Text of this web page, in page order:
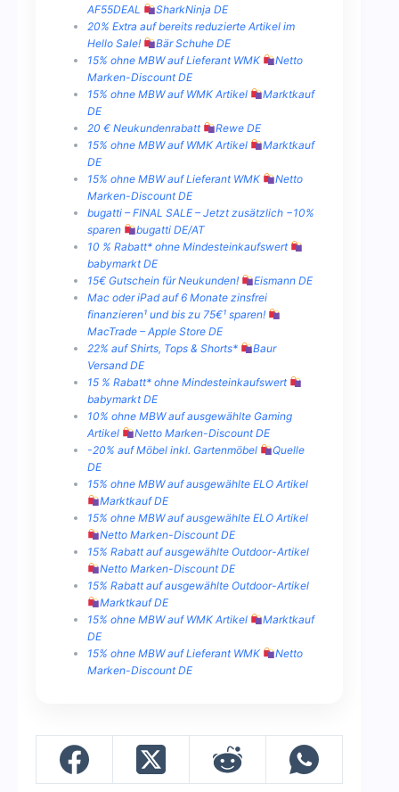
AF55DEAL
SharkNinja DE
20% Extra auf bereits reduzierte Artikel im
Hello Sale!
Bär Schuhe DE
15% ohne MBW auf Lieferant WMK
Netto
Marken-Discount DE
15% ohne MBW auf WMK Artikel
Marktkauf
DE
20 € Neukundenrabatt
Rewe DE
15% ohne MBW auf WMK Artikel
Marktkauf
DE
15% ohne MBW auf Lieferant WMK
Netto
Marken-Discount DE
bugatti – FINAL SALE – Jetzt zusätzlich −10%
sparen
bugatti DE/AT
10 % Rabatt* ohne Mindesteinkaufswert
babymarkt DE
15€ Gutschein für Neukunden!
Eismann DE
Mac oder iPad auf 6 Monate zinsfrei
finanzieren¹ und bis zu 75€¹ sparen!
MacTrade – Apple Store DE
22% auf Shirts, Tops & Shorts*
Baur
Versand DE
15 % Rabatt* ohne Mindesteinkaufswert
babymarkt DE
10% ohne MBW auf ausgewählte Gaming
Artikel
Netto Marken-Discount DE
-20% auf Möbel inkl. Gartenmöbel
Quelle
DE
15% ohne MBW auf ausgewählte ELO Artikel
Marktkauf DE
15% ohne MBW auf ausgewählte ELO Artikel
Netto Marken-Discount DE
15% Rabatt auf ausgewählte Outdoor-Artikel
Netto Marken-Discount DE
15% Rabatt auf ausgewählte Outdoor-Artikel
Marktkauf DE
15% ohne MBW auf WMK Artikel
Marktkauf
DE
15% ohne MBW auf Lieferant WMK
Netto
Marken-Discount DE